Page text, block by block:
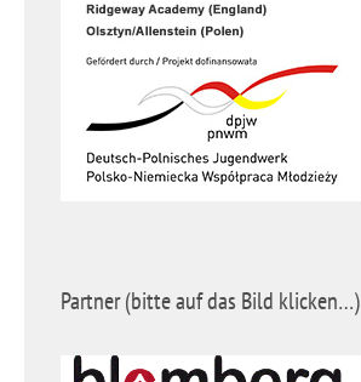
Partner (bitte auf das Bild klicken…)